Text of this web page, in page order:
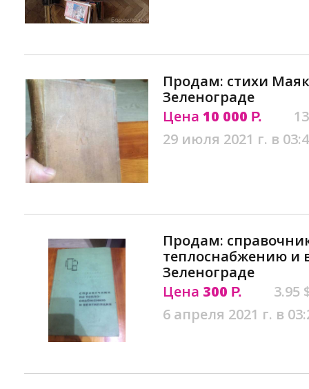
Продам: стихи
Зеленограде
Цена 10 000 Р.
29 июля 2021 г. в
Продам:
теплоснабжению и
Зеленограде
Цена 300 Р.
3.95
6 апреля 2021 г. в